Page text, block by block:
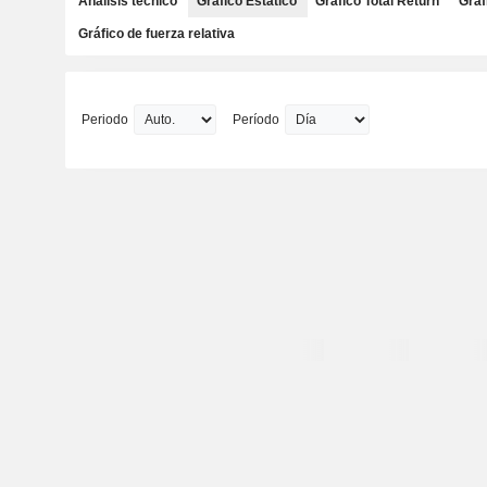
Gráfico de fuerza relativa
Periodo Período